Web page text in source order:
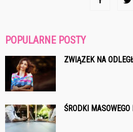
POPULARNE POSTY
ZWIĄZEK NA
ŚRODKI